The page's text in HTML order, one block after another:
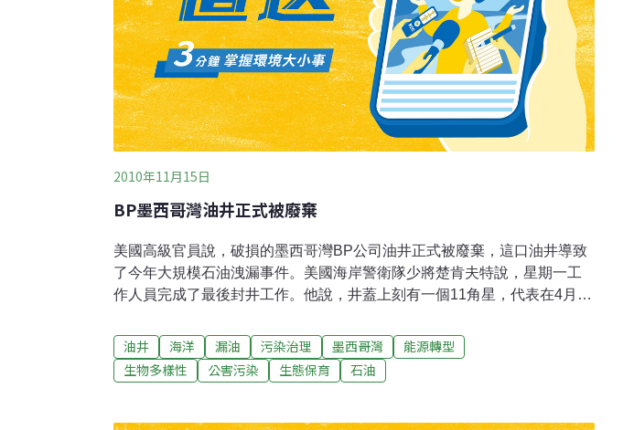
2010年11月15日
BP墨西哥灣油井正式被廢棄
美國高級官員說，破損的墨西哥灣BP公司油井正式被廢棄，這口油井導致
了今年大規模石油洩漏事件。美國海岸警衛隊少將楚肯夫特說，星期一工
作人員完成了最後封井工作。他說，井蓋上刻有一個11角星，代表在4月20
前，有數百萬桶石油洩漏到墨西哥灣中。楚肯夫特說，有證據顯示墨西哥
灣有長達900多公里的海岸線被污染，但是他說，大部份沿海地區污染不嚴
重，只有約41公里長的沿岸地區受到嚴重污染。他說，9千多人仍在進行清
油井 海洋 漏油 污染治理 墨西哥灣
能源轉型
生物多樣性
公害污染 生態保育 石油